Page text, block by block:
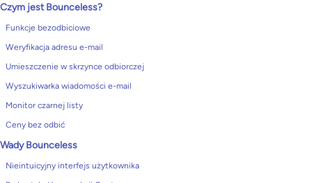
Czym jest Bounceless?
Funkcje bezodbiciowe
Weryfikacja adresu e-mail
Umieszczenie w skrzynce odbiorczej
Wyszukiwarka wiadomości e-mail
Monitor czarnej listy
Ceny bez odbić
Wady Bounceless
Nieintuicyjny interfejs użytkownika